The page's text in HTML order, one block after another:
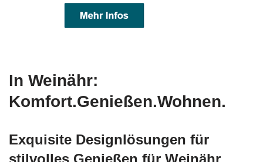
In Weinähr:
Komfort.Genießen.Wohnen.
Exquisite Designlösungen für